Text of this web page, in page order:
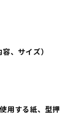
、サイズ）
用する紙、型押